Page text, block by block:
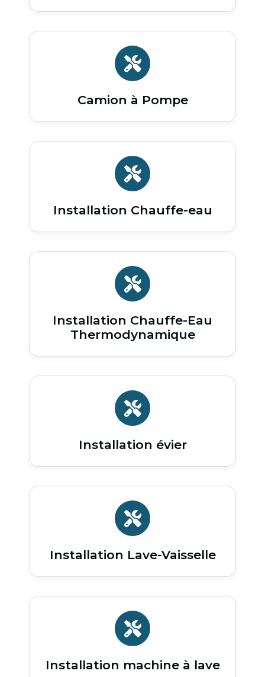
Camion à Pompe
Installation Chauffe-eau
Installation Chauffe-Eau
Thermodynamique
Installation évier
Installation Lave-Vaisselle
Installation machine à lave